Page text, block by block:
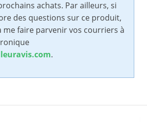
achats. Par ailleurs, si
des questions sur ce produit,
me faire parvenir vos courriers à
.